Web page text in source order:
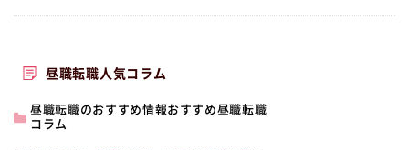
昼職転職人気コラム
昼職転職のおすすめ情報おすすめ昼職転職
コラム